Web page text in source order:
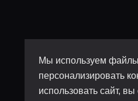
Мы используем файлы
персонализировать
использовать сайт,